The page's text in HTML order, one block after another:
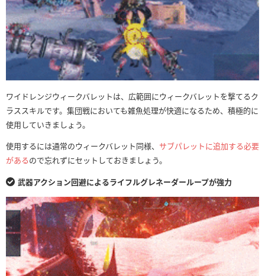
ワイドレンジウィークバレットは、広範囲にウィークバレットを撃てるク
ラススキルです。集団戦においても雑魚処理が快適になるため、積極的に
使用していきましょう。
使用するには通常のウィークバレット同様、 サブパレットに追加する必要
があるので忘れずにセットしておきましょう。
武器アクション回避によるライフルグレネーダーループが強力